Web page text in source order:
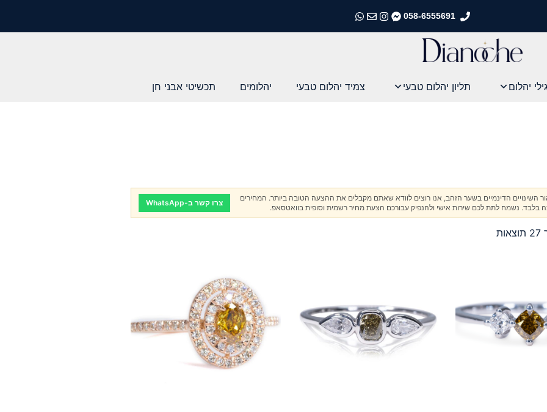
058-6555691
התקשרו אלינו
התקשרו אלינו
התקשרו אלינו
התקשרו אלינו
יהלום תליון יהלום טבעי צמיד יהלום טבעי יהלומים תכשיטי אבני חן
השינויים הדינמיים בשער הזהב, אנו רוצים לוודא שאתם מקבלים את ההצעה הטובה ביותר. המחירים
בלבד. נשמח לתת לכם שירות אישי ולהנפיק עבורכם הצעת מחיר רשמית וסופית בוואטסאפ.
צרו קשר ב-WhatsApp